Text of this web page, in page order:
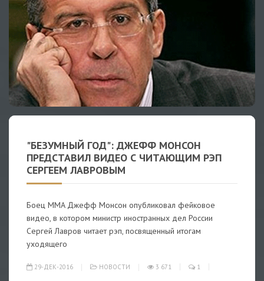
"БЕЗУМНЫЙ ГОД": ДЖЕФФ МОНСОН
ПРЕДСТАВИЛ ВИДЕО С ЧИТАЮЩИМ РЭП
СЕРГЕЕМ ЛАВРОВЫМ
Боец MMA Джефф Монсон опубликовал фейковое
видео, в котором министр иностранных дел России
Сергей Лавров читает рэп, посвященный итогам
уходящего
29-ДЕК-2016 НОВОСТИ 3 671 1